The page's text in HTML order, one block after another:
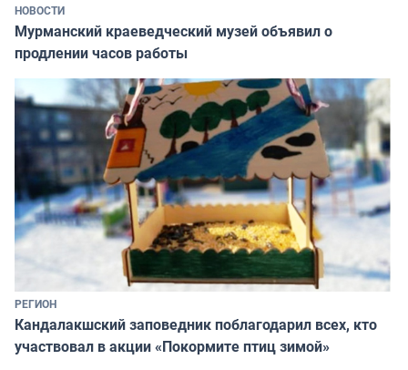
НОВОСТИ
Мурманский краеведческий музей объявил о
продлении часов работы
РЕГИОН
Кандалакшский заповедник поблагодарил всех, кто
участвовал в акции «Покормите птиц зимой»